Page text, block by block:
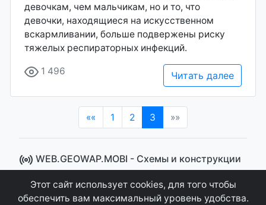
девочкам, чем мальчикам, но и то, что
девочки, находящиеся на искусственном
вскармливании, больше подвержены риску
тяжелых респираторных инфекций.
1 496 Читать далее
«« 1 2 3 (current)
»»
WEB.GEOWAP.MOBI - Cхемы и конструкции
© 2008 - 2021
Сайт управляется системой "MKateCMS" от Ray
Icemont.
Этот сайт использует cookies, для того чтобы
обеспечить вам максимальный уровень удобства.